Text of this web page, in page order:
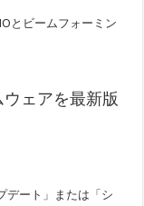
とビームフォーミン
ェアを最新版
デート」または「シ